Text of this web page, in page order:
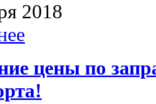
2018
цены по